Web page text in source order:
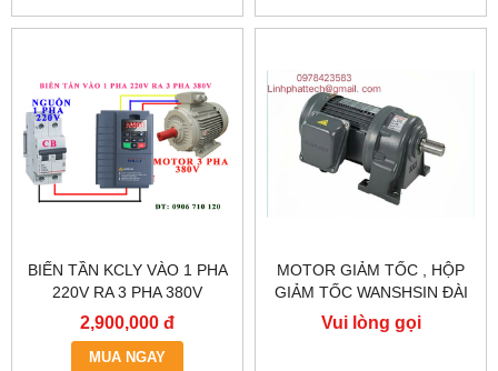
BIẾN TẦN KCLY VÀO 1 PHA
220V RA 3 PHA 380V
0.75KW, BIẾN TẦN KCLY
KOC600-R75GT3-B
2,900,000 đ
MUA NGAY
MOTOR GIẢM TỐC , HỘP
GIẢM TỐC WANSHSIN ĐÀI
LOAN GH40-2200-3S /
2.2KW 2200W 3HP
Vui lòng gọi